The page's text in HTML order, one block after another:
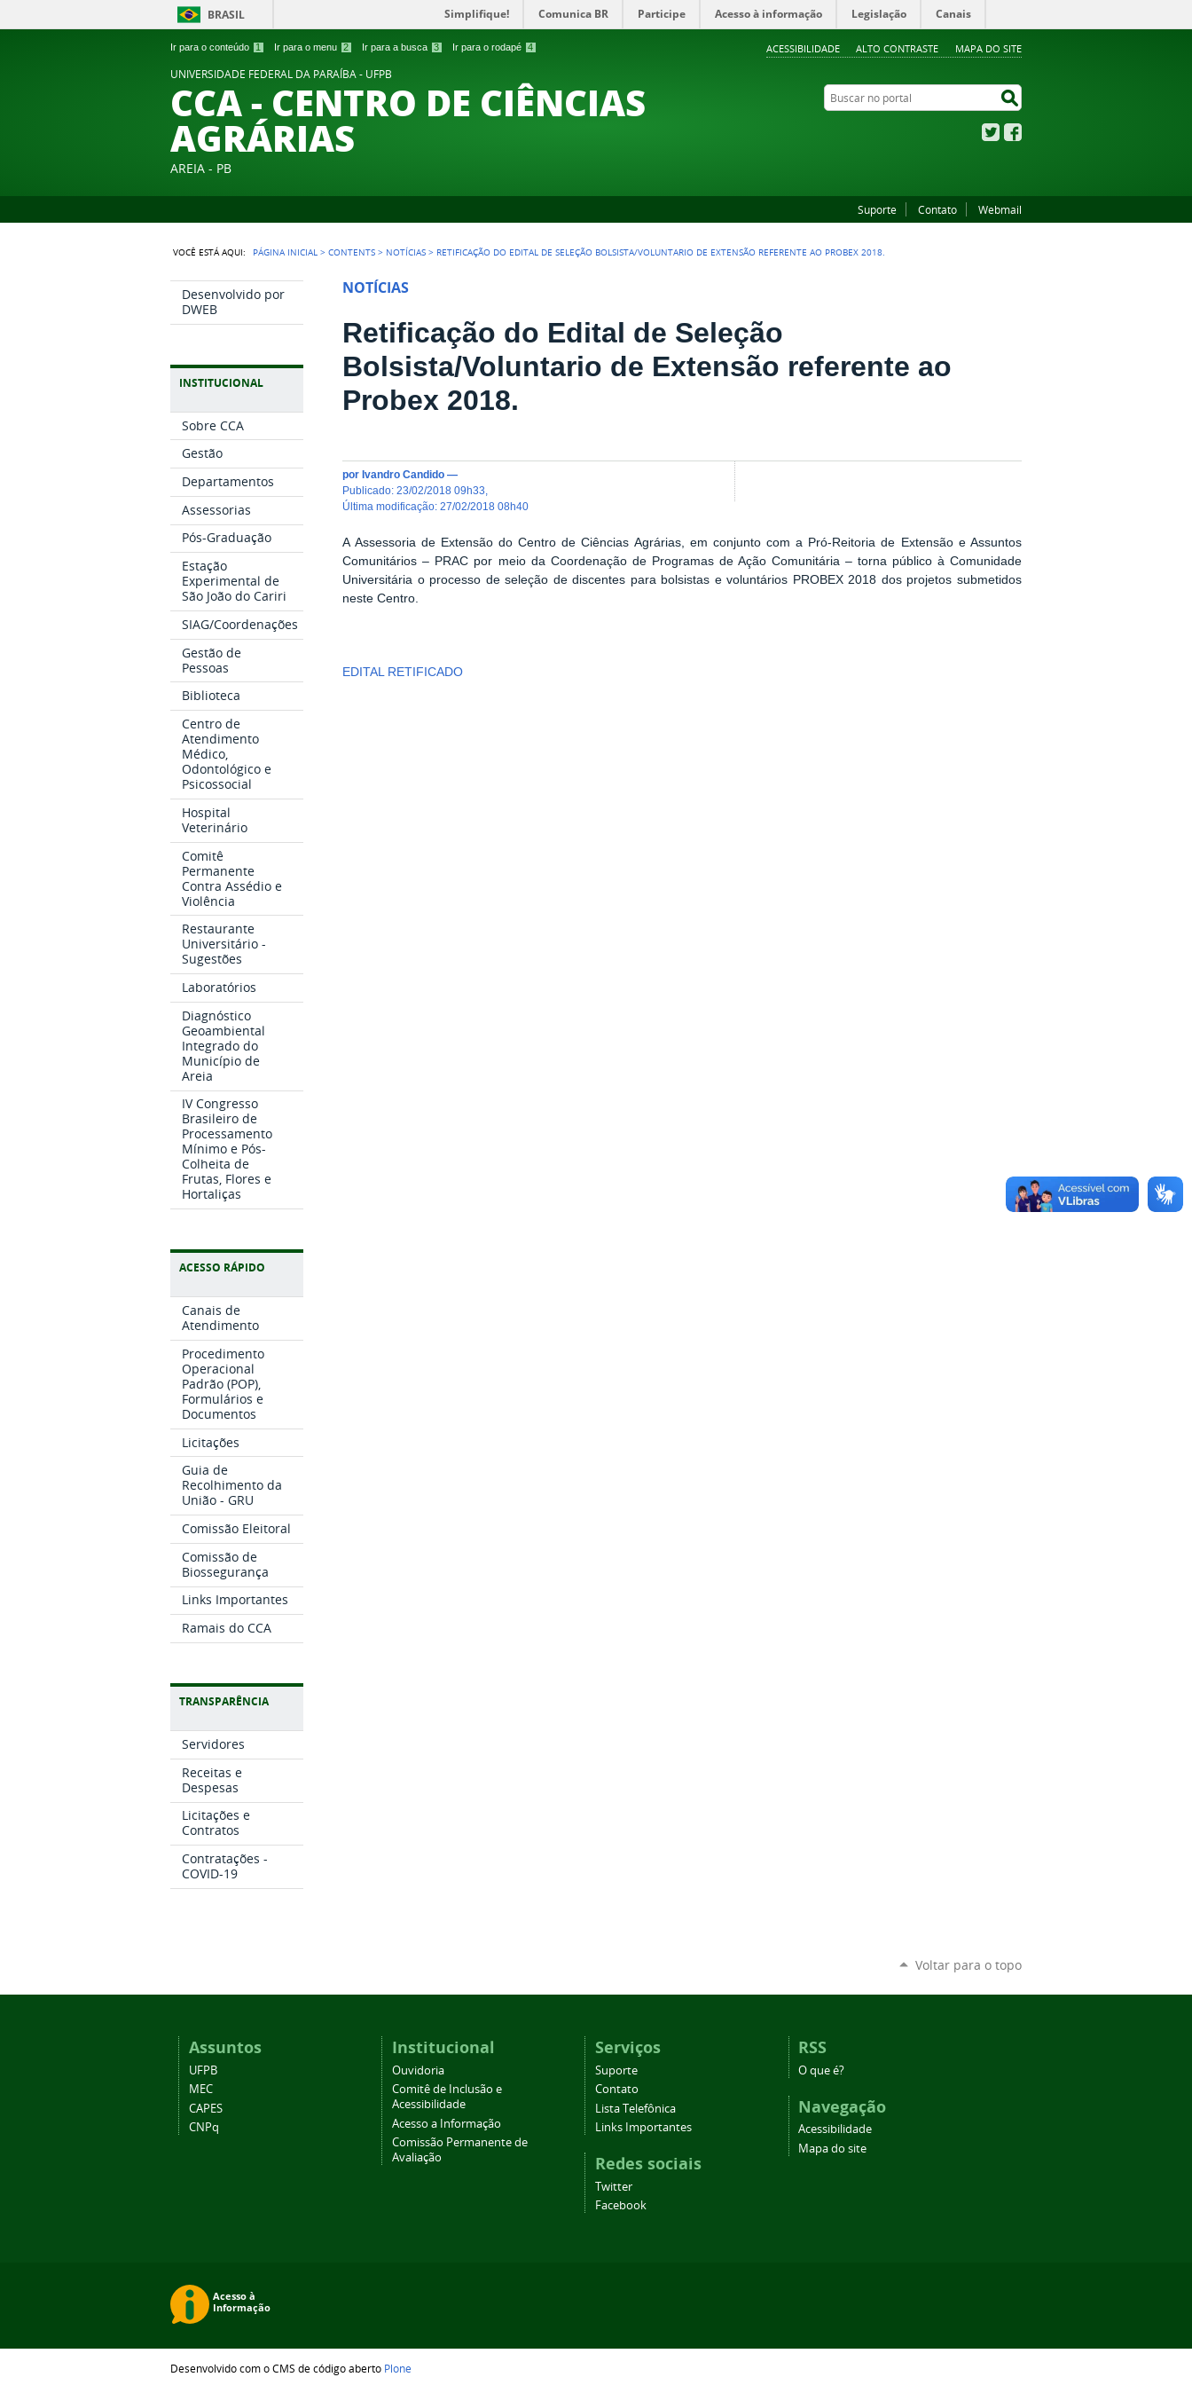
Ir para o conteúdo 1 Ir para o menu 2 Ir para a busca 3 Ir para o rodapé 4 ACESSIBILIDADE ALTO CONTRASTE MAPA DO SITE
BRASIL Simplifique! Comunica BR Participe Acesso à informação Legislação Canais
UNIVERSIDADE FEDERAL DA PARAÍBA - UFPB
CCA - CENTRO DE CIÊNCIAS
AGRÁRIAS
AREIA - PB
Buscar no portal
Twitter
Suporte Contato Webmail
VOCÊ ESTÁ AQUI: PÁGINA INICIAL >CONTENTS > NOTÍCIAS > RETIFICAÇÃO DO EDITAL DE SELEÇÃO BOLSISTA/VOLUNTARIO DE EXTENSÃO REFERENTE AO PROBEX 2018.
Desenvolvido por
DWEB
INSTITUCIONAL
Sobre CCA
Gestão
Departamentos
Assessorias
Pós-Graduação
Estação
Experimental de
São João do Cariri
SIAG/Coordenações
Gestão de
Pessoas
Biblioteca
Centro de
Atendimento
Médico,
Odontológico e
Psicossocial
Hospital
Veterinário
Comitê
Permanente
Contra Assédio e
Violência
Restaurante
Universitário -
Sugestões
Laboratórios
Diagnóstico
Geoambiental
Integrado do
Município de
Areia
IV Congresso
Brasileiro de
Processamento
Mínimo e Pós-
Colheita de
Frutas, Flores e
Hortaliças
ACESSO RÁPIDO
Canais de
Atendimento
Procedimento
Operacional
Padrão (POP),
Formulários e
Documentos
Licitações
Guia de
Recolhimento da
União - GRU
Comissão Eleitoral
Comissão de
Biossegurança
Links Importantes
Ramais do CCA
TRANSPARÊNCIA
Servidores
Receitas e
Despesas
Licitações e
Contratos
Contratações -
COVID-19
NOTÍCIAS
Retificação do Edital de Seleção
Bolsista/Voluntario de Extensão referente ao
Probex 2018.
por Ivandro Candido —
publicado:23/02/2018 09h33
última modificação:27/02/2018 08h40
A Assessoria de Extensão do Centro de Ciências Agrárias, em conjunto com a Pró-Reitoria de Extensão e Assuntos
Comunitários – PRAC por meio da Coordenação de Programas de Ação Comunitária – torna público à Comunidade
Universitária o processo de seleção de discentes para bolsistas e voluntários PROBEX 2018 dos projetos submetidos
neste Centro.
EDITAL RETIFICADO
Voltar para o topo
Assuntos
UFPB
MEC
CAPES
CNPq
Institucional
Ouvidoria
Comitê de Inclusão e
Acessibilidade
Acesso a Informação
Comissão Permanente de
Avaliação
Serviços
Suporte
Contato
Lista Telefônica
Links Importantes
Redes sociais
Twitter
Facebook
RSS
O que é?
Navegação
Acessibilidade
Mapa do site
Desenvolvido com o CMS de código aberto Plone